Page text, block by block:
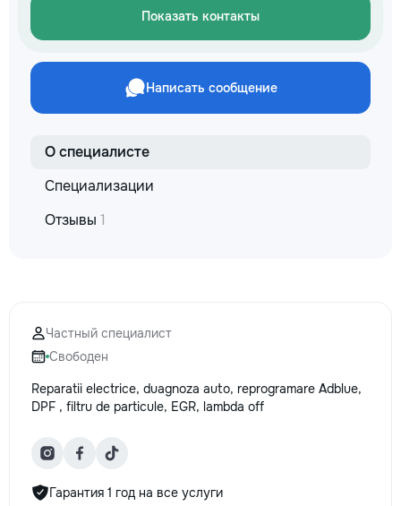
Показать контакты
Написать сообщение
О специалисте
Специализации
Отзывы 1
Частный специалист
Свободен
Reparatii electrice, duagnoza auto, reprogramare Adblue,
DPF , filtru de particule, EGR, lambda off
Гарантия 1 год на все услуги